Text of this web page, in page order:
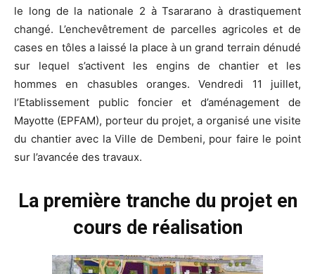
le long de la nationale 2 à Tsararano à drastiquement
changé. L’enchevêtrement de parcelles agricoles et de
cases en tôles a laissé la place à un grand terrain dénudé
sur lequel s’activent les engins de chantier et les
hommes en chasubles oranges. Vendredi 11 juillet,
l’Etablissement public foncier et d’aménagement de
Mayotte (EPFAM), porteur du projet, a organisé une visite
du chantier avec la Ville de Dembeni, pour faire le point
sur l’avancée des travaux.
La première tranche du projet en
cours de réalisation